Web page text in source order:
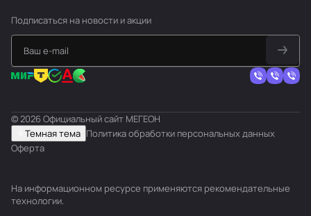
Подписаться на новости и акции
© 2026 Официальный сайт МЕГЕОН
Темная тема Политика обработки персональных данных
Оферта
На информационном ресурсе применяются рекомендательные
технологии.